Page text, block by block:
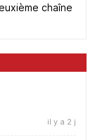
chaîne
il y a 2 j